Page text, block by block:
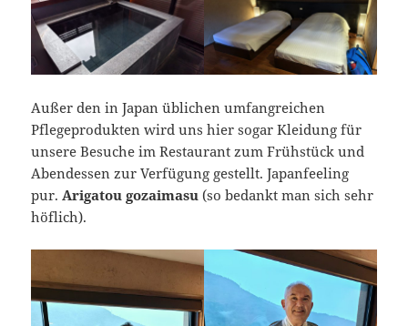
Außer den in Japan üblichen umfangreichen
Pflegeprodukten wird uns hier sogar Kleidung für
unsere Besuche im Restaurant zum Frühstück und
Abendessen zur Verfügung gestellt. Japanfeeling
pur. Arigatou gozaimasu (so bedankt man sich sehr
höflich).